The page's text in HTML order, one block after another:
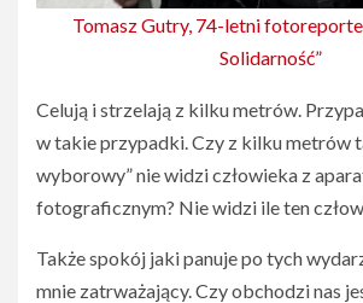
Tomasz Gutry, 74-letni
Solidarność”
Celują i strzelają z kilku metrów.
w takie przypadki. Czy z kilku metrów
wyborowy” nie widzi człowieka z
fotograficznym? Nie widzi ile ten
Także spokój jaki panuje po tych
mnie zatrważający. Czy obchodzi nas